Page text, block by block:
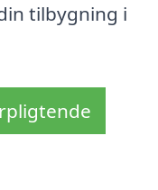
tilbygning i